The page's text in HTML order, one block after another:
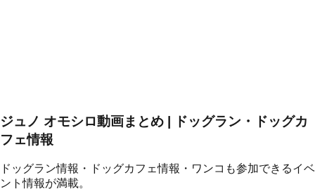
ジュノ オモシロ動画まとめ | ドッグラン・ドッグカ
フェ情報
ドッグラン情報・ドッグカフェ情報・ワンコも参加できるイベ
ント情報が満載。